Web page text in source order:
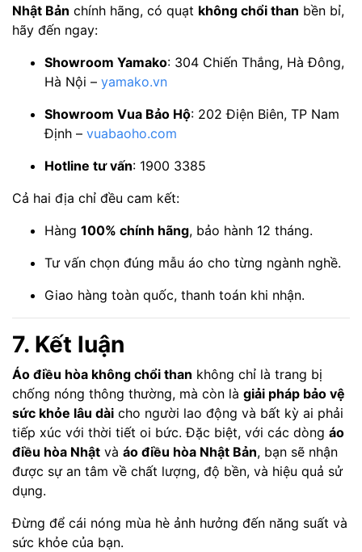
Nhật Bản chính hãng, có quạt không chổi than bền bỉ,
hãy đến ngay:
Showroom Yamako: 304 Chiến Thắng, Hà Đông,
Hà Nội – yamako.vn
Showroom Vua Bảo Hộ: 202 Điện Biên, TP Nam
Định – vuabaoho.com
Hotline tư vấn: 1900 3385
Cả hai địa chỉ đều cam kết:
Hàng 100% chính hãng, bảo hành 12 tháng.
Tư vấn chọn đúng mẫu áo cho từng ngành nghề.
Giao hàng toàn quốc, thanh toán khi nhận.
7. Kết luận
Áo điều hòa không chổi than không chỉ là trang bị
chống nóng thông thường, mà còn là giải pháp bảo vệ
sức khỏe lâu dài cho người lao động và bất kỳ ai phải
tiếp xúc với thời tiết oi bức. Đặc biệt, với các dòng áo
điều hòa Nhật và áo điều hòa Nhật Bản, bạn sẽ nhận
được sự an tâm về chất lượng, độ bền, và hiệu quả sử
dụng.
Đừng để cái nóng mùa hè ảnh hưởng đến năng suất và
sức khỏe của bạn.